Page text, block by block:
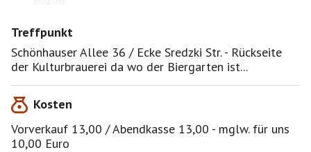
Biergarten offen ist weiß ich nicht ab bei schönem
Wir treffen uns 10 Minuten (20:50 Uhr) vorher am
Eingang Rückseite (Biergartenseite) und gehen
PÜNKTLICH zu 21:00 Uhr rein und lassen uns
Treffpunkt
Schönhauser Allee 36 / Ecke Sredzki Str. - Rückseite
der Kulturbrauerei da wo der Biergarten ist...
Kosten
Vorverkauf 13,00 / Abendkasse 13,00 - mglw. für uns
10,00 Euro